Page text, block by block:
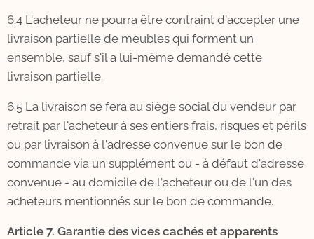
6.4 L'acheteur ne pourra être contraint d'accepter une
livraison partielle de meubles qui forment un
ensemble, sauf s'il a lui-même demandé cette
livraison partielle.
6.5 La livraison se fera au siège social du vendeur par
retrait par l'acheteur à ses entiers frais, risques et périls
ou par livraison à l'adresse convenue sur le bon de
commande via un supplément ou - à défaut d'adresse
convenue - au domicile de l'acheteur ou de l'un des
acheteurs mentionnés sur le bon de commande.
Article 7. Garantie des vices cachés et apparents